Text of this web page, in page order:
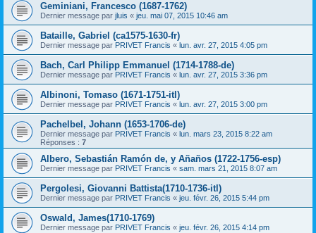
Geminiani, Francesco (1687-1762)
Dernier message par jluis « jeu. mai 07, 2015 10:46 am
Bataille, Gabriel (ca1575-1630-fr)
Dernier message par PRIVET Francis « lun. avr. 27, 2015 4:05 pm
Bach, Carl Philipp Emmanuel (1714-1788-de)
Dernier message par PRIVET Francis « lun. avr. 27, 2015 3:36 pm
Albinoni, Tomaso (1671-1751-itl)
Dernier message par PRIVET Francis « lun. avr. 27, 2015 3:00 pm
Pachelbel, Johann (1653-1706-de)
Dernier message par PRIVET Francis « lun. mars 23, 2015 8:22 am
Réponses : 7
Albero, Sebastián Ramón de, y Añaños (1722-1756-esp)
Dernier message par PRIVET Francis « sam. mars 21, 2015 8:07 am
Pergolesi, Giovanni Battista(1710-1736-itl)
Dernier message par PRIVET Francis « jeu. févr. 26, 2015 5:44 pm
Oswald, James(1710-1769)
Dernier message par PRIVET Francis « jeu. févr. 26, 2015 4:14 pm